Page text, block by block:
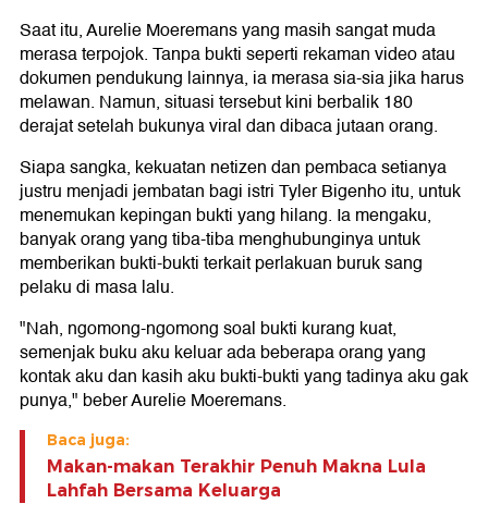
Saat itu, Aurelie Moeremans yang masih sangat muda
merasa terpojok. Tanpa bukti seperti rekaman video atau
dokumen pendukung lainnya, ia merasa sia-sia jika harus
melawan. Namun, situasi tersebut kini berbalik 180
derajat setelah bukunya viral dan dibaca jutaan orang.
Siapa sangka, kekuatan netizen dan pembaca setianya
justru menjadi jembatan bagi istri Tyler Bigenho itu, untuk
menemukan kepingan bukti yang hilang. Ia mengaku,
banyak orang yang tiba-tiba menghubunginya untuk
memberikan bukti-bukti terkait perlakuan buruk sang
pelaku di masa lalu.
"Nah, ngomong-ngomong soal bukti kurang kuat,
semenjak buku aku keluar ada beberapa orang yang
kontak aku dan kasih aku bukti-bukti yang tadinya aku gak
punya," beber Aurelie Moeremans.
Baca juga:
Makan-makan Terakhir Penuh Makna Lula
Lahfah Bersama Keluarga